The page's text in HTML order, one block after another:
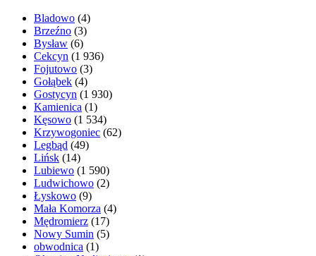
Bladowo (4)
Brzeźno (3)
Bysław (6)
Cekcyn (1 936)
Fojutowo (3)
Gołąbek (4)
Gostycyn (1 930)
Kamienica (1)
Kęsowo (1 534)
Krzywogoniec (62)
Legbąd (49)
Lińsk (14)
Lubiewo (1 590)
Ludwichowo (2)
Łyskowo (9)
Mała Komorza (4)
Mędromierz (17)
Nowy Sumin (5)
obwodnica (1)